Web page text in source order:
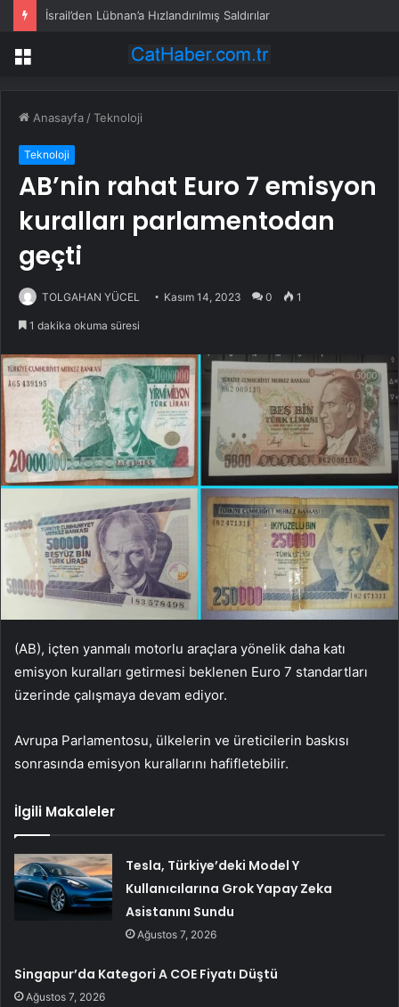
İsrail’den Lübnan’a Hızlandırılmış Saldırılar
Menü
Anasayfa /Teknoloji
Teknoloji
AB’nin rahat Euro 7 emisyon
kuralları parlamentodan
geçti
TOLGAHAN YÜCEL Kasım 14, 2023 0 1
1 dakika okuma süresi
(AB), içten yanmalı motorlu araçlara yönelik daha katı
emisyon kuralları getirmesi beklenen Euro 7 standartları
üzerinde çalışmaya devam ediyor.
Avrupa Parlamentosu, ülkelerin ve üreticilerin baskısı
sonrasında emisyon kurallarını hafifletebilir.
İlgili Makaleler
Tesla, Türkiye’deki Model Y
Kullanıcılarına Grok Yapay Zeka
Asistanını Sundu
Ağustos 7, 2026
Singapur’da Kategori A COE Fiyatı Düştü
Ağustos 7, 2026